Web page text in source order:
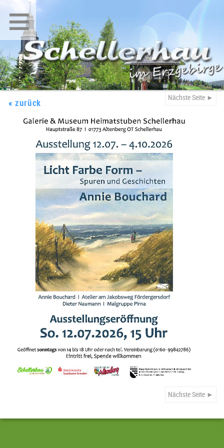
Nächste Seite ►
« zurück
Nächste Seite ►
≡